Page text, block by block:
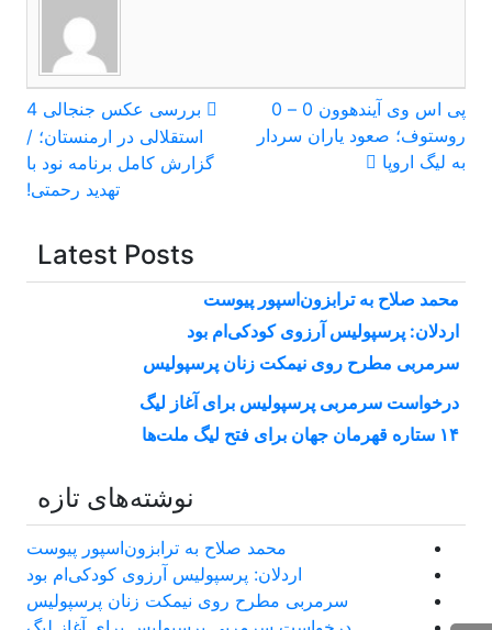
راهبری
نوشته
بررسی عکس جنجالی 4
استقلالی در ارمنستان؛ /
گزارش کامل برنامه نود با
تهدید رحمتی!
پی اس وی آیندهوون 0 – 0
روستوف؛ صعود یاران سردار
به لیگ اروپا
Latest Posts
محمد صلاح به ترابزون‌اسپور پیوست
اردلان: پرسپولیس آرزوی کودکی‌ام بود
سرمربی مطرح روی نیمکت زنان پرسپولیس
درخواست سرمربی پرسپولیس برای آغاز لیگ
۱۴ ستاره قهرمان جهان برای فتح لیگ ملت‌ها
نوشته‌های تازه
محمد صلاح به ترابزون‌اسپور پیوست
اردلان: پرسپولیس آرزوی کودکی‌ام بود
سرمربی مطرح روی نیمکت زنان پرسپولیس